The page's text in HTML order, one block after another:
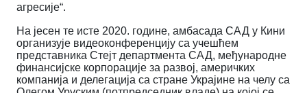
агресије“.
На јесен те исте 2020. године, амбасада САД у Кини
организује видеоконференцију са учешћем
представника Стејт департмента САД, међународне
финансијске корпорације за развој, америчких
компанија и делегација са стране Украјине на челу са